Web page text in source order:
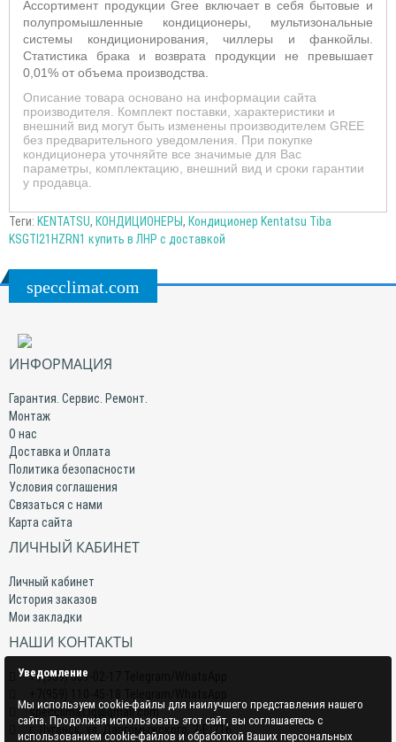
Ассортимент продукции Gree включает в себя бытовые и
полупромышленные кондиционеры, мультизональные
системы кондиционирования, чиллеры и фанкойлы.
Статистика брака и возврата продукции не превышает
0,01% от объема производства.
Описание товара основано на информации сайта
производителя. Комплект поставки, характеристики и
внешний вид могут быть изменены производителем GREE
без предварительного уведомления. При покупке
кондиционера уточняйте все значимые для Вас
параметры, комплектацию, внешний вид и сроки гарантии
у продавца.
Теги: KENTATSU, КОНДИЦИОНЕРЫ, Кондиционер Kentatsu Tiba
KSGTI21HZRN1 купить в ЛНР с доставкой
specclimat.com
ИНФОРМАЦИЯ
Гарантия. Сервис. Ремонт.
Монтаж
О нас
Доставка и Оплата
Политика безопасности
Условия соглашения
Связаться с нами
Карта сайта
ЛИЧНЫЙ КАБИНЕТ
Личный кабинет
История заказов
Мои закладки
НАШИ КОНТАКТЫ
+7(959) 509-02-17 Telegram/WhatsApp
specclimat.lg@gmail.com
г. Луганск, ул. Даргомыжского, 2-Е/216
Уведомление
Мы используем cookie-файлы для наилучшего представления нашего
сайта. Продолжая использовать этот сайт, вы соглашаетесь с
использованием cookie-файлов и обработкой Ваших персональных